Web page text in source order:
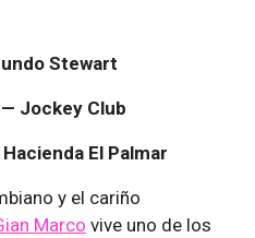
Stewart
Jockey Club
El Palmar
y el cariño
Marco vive uno de los